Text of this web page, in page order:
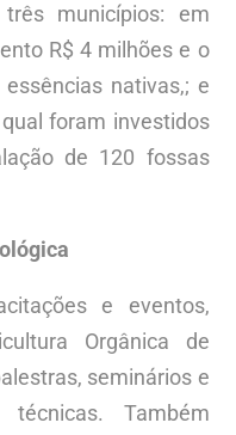
municípios: em
R$ 4 milhões e o
nativas,; e
foram investidos
de 120 fossas
e eventos,
Orgânica de
seminários e
Também